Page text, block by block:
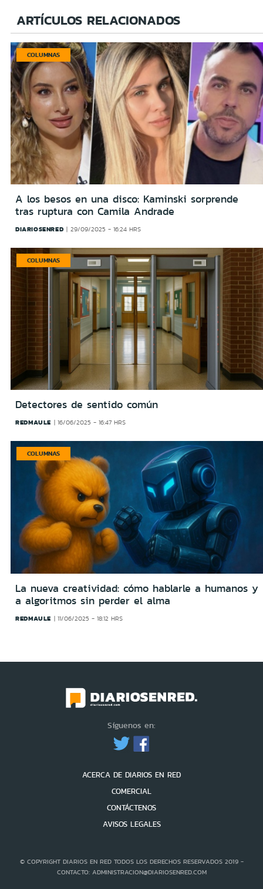
ARTÍCULOS RELACIONADOS
COLUMNAS
A los besos en una disco: Kaminski sorprende
tras ruptura con Camila Andrade
DIARIOSENRED 29/09/2025 - 16:24 HRS
COLUMNAS
Detectores de sentido común
REDMAULE 16/06/2025 - 16:47 HRS
COLUMNAS
La nueva creatividad: cómo hablarle a humanos y
a algoritmos sin perder el alma
REDMAULE 11/06/2025 - 18:12 HRS
Síguenos en:
ACERCA DE DIARIOS EN RED
COMERCIAL
CONTÁCTENOS
AVISOS LEGALES
© COPYRIGHT DIARIOS EN RED TODOS LOS DERECHOS RESERVADOS 2019 -
CONTACTO: ADMINISTRACION@DIARIOSENRED.COM